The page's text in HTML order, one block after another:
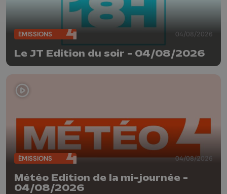
ÉMISSIONS 04/08/2026
Le JT Edition du soir - 04/08/2026
ÉMISSIONS 04/08/2026
Météo Edition de la mi-journée -
04/08/2026